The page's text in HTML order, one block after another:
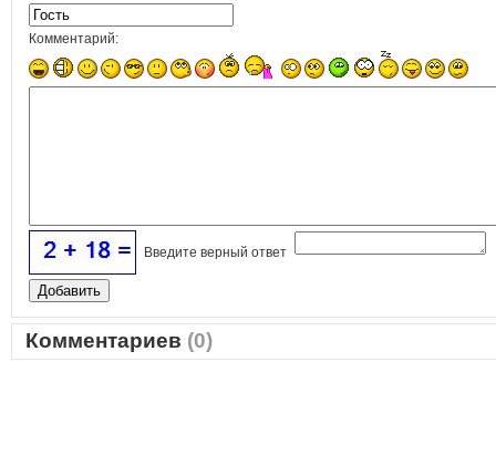
Комментарий:
Введите верный ответ
Комментариев (0)